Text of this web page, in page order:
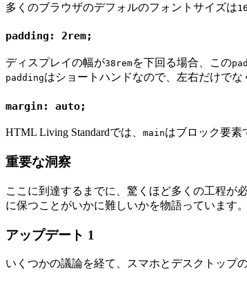
多くのブラウザのデフォルのフォントサイズは
padding: 2rem;
ディスプレイの幅が38remを下回る場合、この
paddingはショートハンドなので、左右だけでな
margin: auto;
HTML Living Standardでは、 mainはブロック要素
重要な洞察
ここに到達するまでに、驚くほど多くの工程が
に保つことがいかに難しいかを物語っています。
アップデート 1
いくつかの議論を経て、スマホとデスクトップ